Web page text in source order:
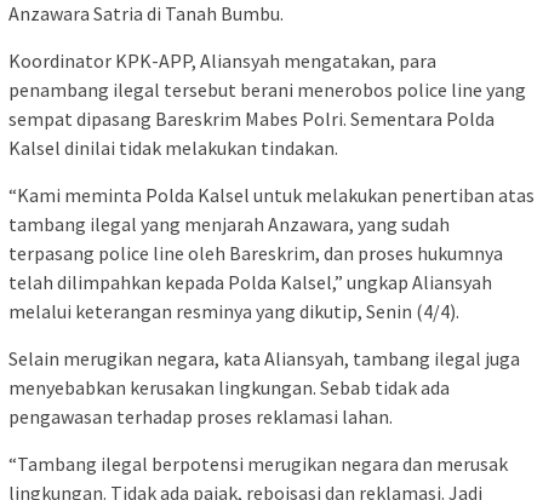
Anzawara Satria di Tanah Bumbu.
Koordinator KPK-APP, Aliansyah mengatakan, para
penambang ilegal tersebut berani menerobos police line yang
sempat dipasang Bareskrim Mabes Polri. Sementara Polda
Kalsel dinilai tidak melakukan tindakan.
“Kami meminta Polda Kalsel untuk melakukan penertiban atas
tambang ilegal yang menjarah Anzawara, yang sudah
terpasang police line oleh Bareskrim, dan proses hukumnya
telah dilimpahkan kepada Polda Kalsel,” ungkap Aliansyah
melalui keterangan resminya yang dikutip, Senin (4/4).
Selain merugikan negara, kata Aliansyah, tambang ilegal juga
menyebabkan kerusakan lingkungan. Sebab tidak ada
pengawasan terhadap proses reklamasi lahan.
“Tambang ilegal berpotensi merugikan negara dan merusak
lingkungan. Tidak ada pajak, reboisasi dan reklamasi. Jadi